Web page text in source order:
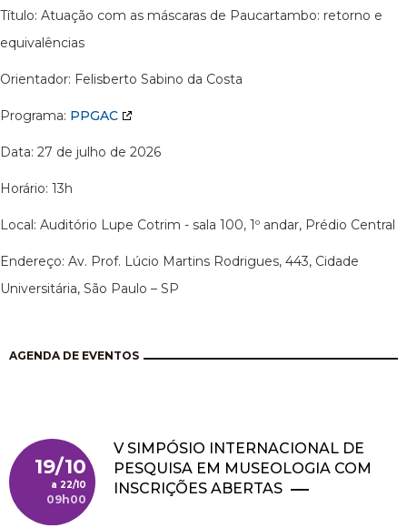
Título: Atuação com as máscaras de Paucartambo: retorno e
equivalências
Orientador: Felisberto Sabino da Costa
Programa: PPGAC
Data: 27 de julho de 2026
Horário: 13h
Local: Auditório Lupe Cotrim - sala 100, 1º andar, Prédio Central
Endereço: Av. Prof. Lúcio Martins Rodrigues, 443, Cidade
Universitária, São Paulo – SP
AGENDA DE EVENTOS
19/10
22/10
09h00
V SIMPÓSIO INTERNACIONAL DE
PESQUISA EM MUSEOLOGIA COM
INSCRIÇÕES ABERTAS